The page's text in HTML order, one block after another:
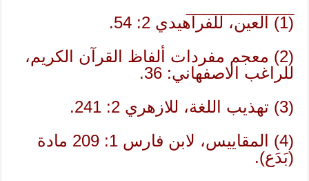
(1) العين، للفراهيدي 2: 54.
(2) معجم مفردات ألفاظ القرآن الكريم،
للراغب الاصفهاني: 36.
(3) تهذيب اللغة، للازهري 2: 241.
(4) المقاييس، لابن فارس 1: 209 مادة
(بَدَع).